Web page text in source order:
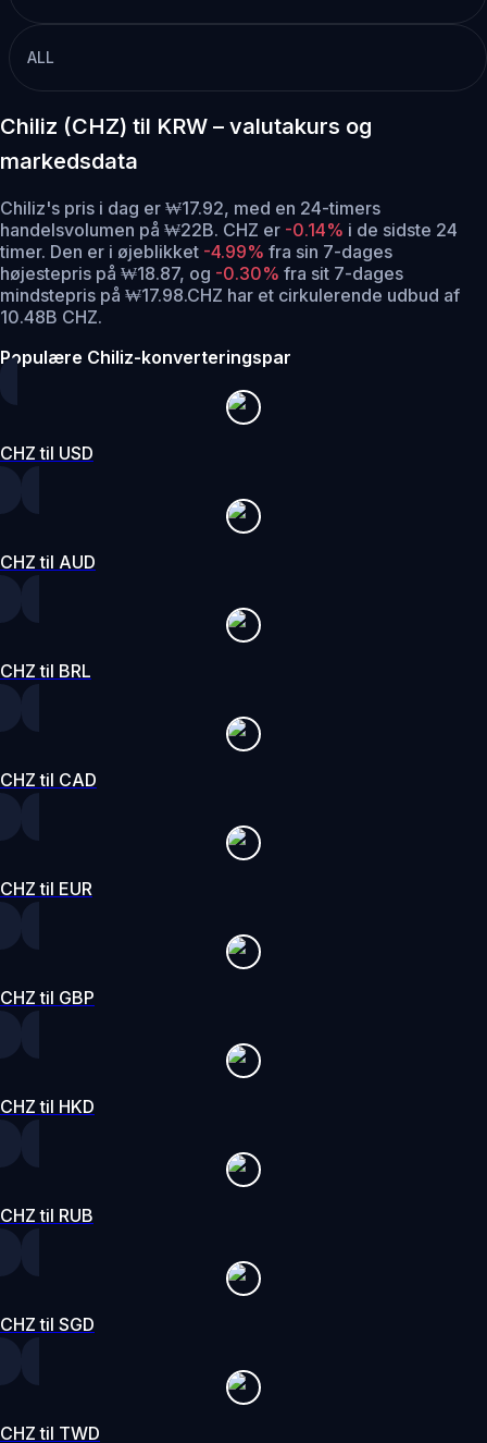
ALL
Chiliz (CHZ) til KRW – valutakurs og
markedsdata
Chiliz's pris i dag er ₩17.92, med en 24-timers
handelsvolumen på ₩22B. CHZ er -0.14% i de sidste 24
timer. Den er i øjeblikket -4.99% fra sin 7-dages
højestepris på ₩18.87, og -0.30% fra sit 7-dages
mindstepris på ₩17.98.CHZ har et cirkulerende udbud af
10.48B CHZ.
Populære Chiliz-konverteringspar
CHZ til USD
CHZ til AUD
CHZ til BRL
CHZ til CAD
CHZ til EUR
CHZ til GBP
CHZ til HKD
CHZ til RUB
CHZ til SGD
CHZ til TWD